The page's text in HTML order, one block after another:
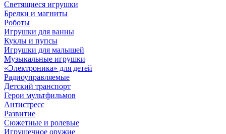
Светящиеся игрушки
Брелки и магниты
Роботы
Игрушки для ванны
Куклы и пупсы
Игрушки для малышей
Музыкальные игрушки
«Электроника» для детей
Радиоуправляемые
Детский транспорт
Герои мультфильмов
Антистресс
Развитие
Сюжетные и ролевые
Игрушечное оружие